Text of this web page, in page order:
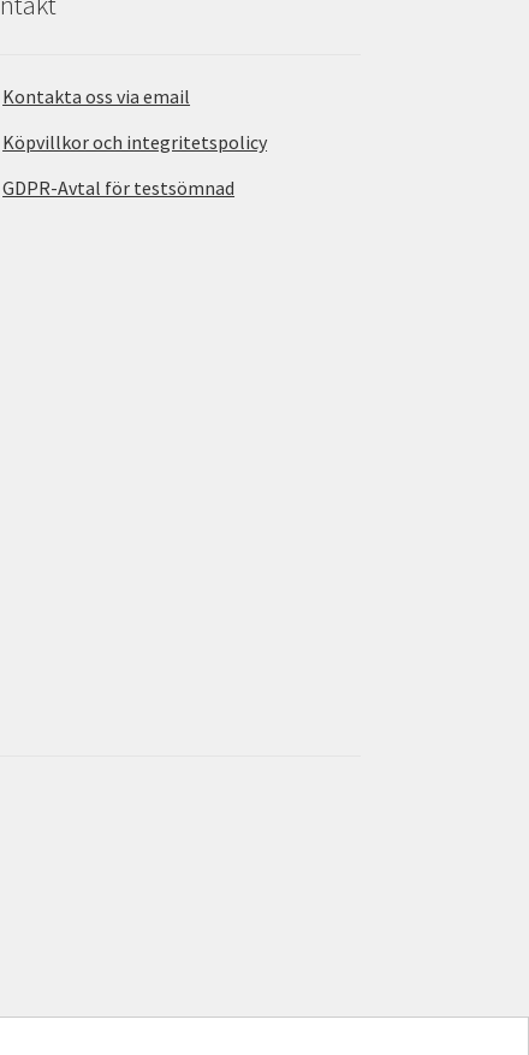
Kontakta oss via email
Köpvillkor och integritetspolicy
GDPR-Avtal för testsömnad